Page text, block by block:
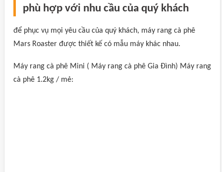
phù hợp với nhu cầu của quý khách
để phục vụ mọi yêu cầu của quý khách, máy rang cà phê
Mars Roaster được thiết kế có mẫu máy khác nhau.
Máy rang cà phê Mini ( Máy rang cà phê Gia Đình) Máy rang
cà phê 1.2kg / mẻ: